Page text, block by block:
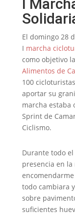
I
El domingo 28
I marcha
como objetivo
Alimentos de
100
aportar su
marcha estaba
Sprint de
Ciclismo.
Durante todo
presencia en
todo cambiara
sobre
suficientes